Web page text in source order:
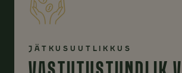
JÄTKUSUUTLIKKUS